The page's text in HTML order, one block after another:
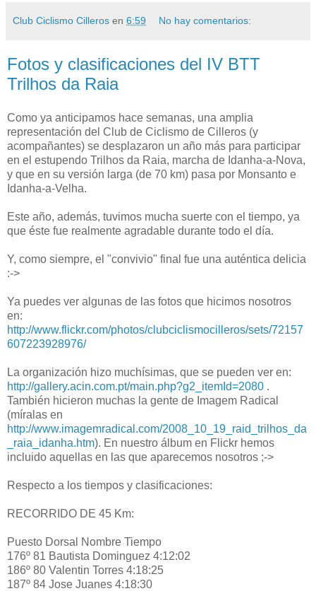
Club Ciclismo Cilleros en 6:59 No hay comentarios:
Fotos y clasificaciones del IV BTT
Trilhos da Raia
Como ya anticipamos hace semanas, una amplia
representación del Club de Ciclismo de Cilleros (y
acompañantes) se desplazaron un año más para participar
en el estupendo Trilhos da Raia, marcha de Idanha-a-Nova,
y que en su versión larga (de 70 km) pasa por Monsanto e
Idanha-a-Velha.
Este año, además, tuvimos mucha suerte con el tiempo, ya
que éste fue realmente agradable durante todo el día.
Y, como siempre, el "convivio" final fue una auténtica delicia
:->
Ya puedes ver algunas de las fotos que hicimos nosotros
en:
http://www.flickr.com/photos/clubciclismocilleros/sets/72157
607223928976/
La organización hizo muchísimas, que se pueden ver en:
http://gallery.acin.com.pt/main.php?g2_itemId=2080 .
También hicieron muchas la gente de Imagem Radical
(míralas en
http://www.imagemradical.com/2008_10_19_raid_trilhos_da
_raia_idanha.htm). En nuestro álbum en Flickr hemos
incluido aquellas en las que aparecemos nosotros ;->
Respecto a los tiempos y clasificaciones:
RECORRIDO DE 45 Km:
Puesto Dorsal Nombre Tiempo
176º 81 Bautista Dominguez 4:12:02
186º 80 Valentin Torres 4:18:25
187º 84 Jose Juanes 4:18:30